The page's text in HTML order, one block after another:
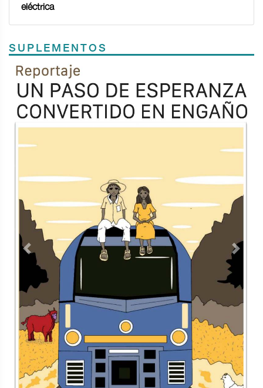
eléctrica
SUPLEMENTOS
Previous
TODOS LOS SUPLEMENTOS
Contacto Aviso de privacidad
Copyright ©2026 Todos los derechos reservados | La Jornada
Maya